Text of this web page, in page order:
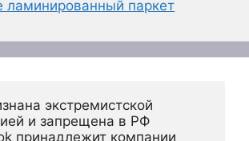
ламинированный паркет
экстремистской
и запрещена в РФ
принадлежит компании